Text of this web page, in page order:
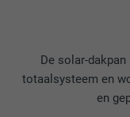
De solar-dakpan
totaalsysteem en
en